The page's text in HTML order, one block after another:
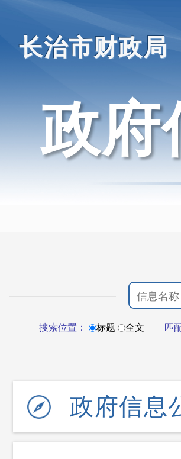
长治市财政局
政府
搜索位置： 标题 全文 匹
政府信